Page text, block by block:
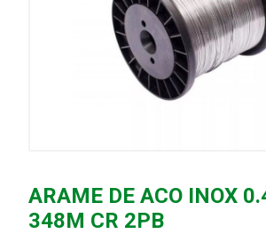
ARAME DE ACO INOX
348M CR 2PB